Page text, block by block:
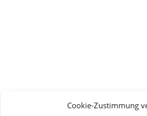
Cookie-Zustimmung